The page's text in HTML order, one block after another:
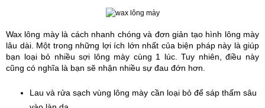
Wax lông mày là cách nhanh chóng và đơn giản tạo hình lông mày
lâu dài. Một trong những lợi ích lớn nhất của biện pháp này là giúp
bạn loại bỏ nhiều sợi lông mày cùng 1 lúc. Tuy nhiên, điều này
cũng có nghĩa là bạn sẽ nhận nhiều sự đau đớn hơn.
Lau và rửa sạch vùng lông mày cần loại bỏ để sáp thấm sâu